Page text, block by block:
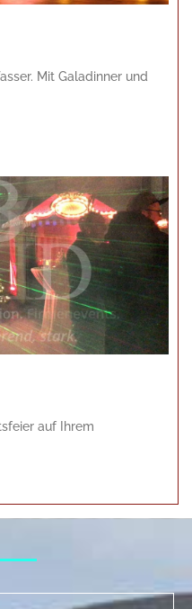
Mit Galadinner und
auf Ihrem